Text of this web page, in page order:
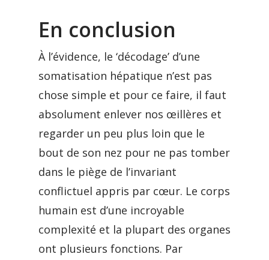
En conclusion
À l’évidence, le ‘décodage’ d’une
somatisation hépatique n’est pas
chose simple et pour ce faire, il faut
absolument enlever nos œillères et
regarder un peu plus loin que le
bout de son nez pour ne pas tomber
dans le piège de l’invariant
conflictuel appris par cœur. Le corps
humain est d’une incroyable
complexité et la plupart des organes
ont plusieurs fonctions. Par